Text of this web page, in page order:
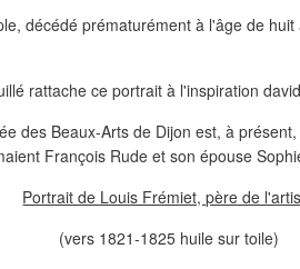
décédé prématurément à l'âge de
rattache ce portrait à l'inspiration
Portrait de Louis Frémiet, père de
(vers 1821-1825 huile sur toile)